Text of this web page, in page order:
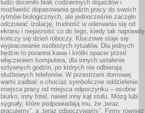
ludzi doceniło brak codziennych dojazdów i
możliwość dopasowania godzin pracy do swoich
rytmów biologicznych, ale jednocześnie zaczęło
odczuwać izolację, trudność w oderwaniu się od
ekranu i niejasność co do tego, kiedy tak naprawdę
kończy się dzień roboczy. Kluczowe staje się
wypracowanie osobistych rytuałów. Dla jednych
będzie to poranna kawa i krótki spacer przed
włączeniem komputera, dla innych ustalenie
sztywnych godzin, po których nie odbierają
służbowych telefonów. W przestrzeni domowej
warto zadbać o chociaż symboliczne oddzielenie
miejsca pracy od miejsca odpoczynku – osobne
biurko, inny fotel, nawet inny kąt stołu. Mózg lubi
sygnały, które podpowiadają mu, że „teraz
pracujemy”, a „teraz odpoczywamy”. Firmy również